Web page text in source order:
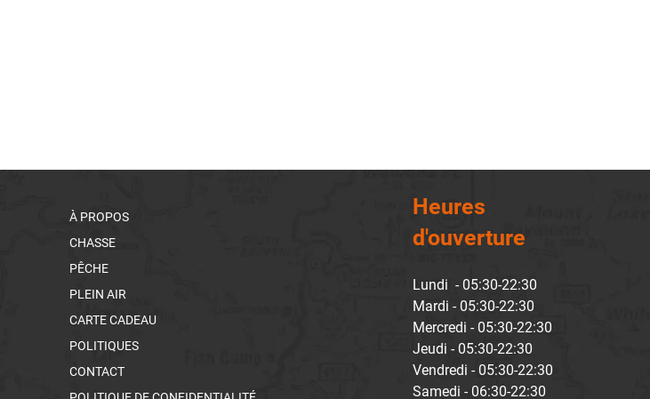
À PROPOS
CHASSE
PÊCHE
PLEIN AIR
CARTE CADEAU
POLITIQUES
CONTACT
Heures
d'ouverture
Lundi - 05:30-22:30
Mardi - 05:30-22:30
Mercredi - 05:30-22:30
Jeudi - 05:30-22:30
Vendredi - 05:30-22:30
Samedi - 06:30-22:30